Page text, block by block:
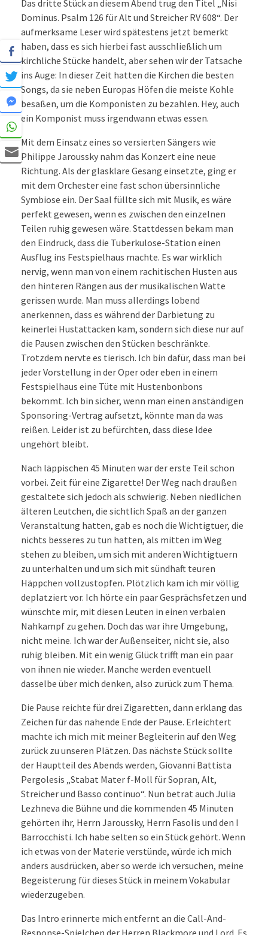
Das dritte Stück an diesem Abend trug den Titel „Nisi
Dominus. Psalm 126 für Alt und Streicher RV 608“. Der
aufmerksame Leser wird spätestens jetzt bemerkt
haben, dass es sich hierbei fast ausschließlich um
kirchliche Stücke handelt, aber sehen wir der Tatsache
ins Auge: In dieser Zeit hatten die Kirchen die besten
Songs, da sie neben Europas Höfen die meiste Kohle
besaßen, um die Komponisten zu bezahlen. Hey, auch
ein Komponist muss irgendwann etwas essen.
Mit dem Einsatz eines so versierten Sängers wie
Philippe Jaroussky nahm das Konzert eine neue
Richtung. Als der glasklare Gesang einsetzte, ging er
mit dem Orchester eine fast schon übersinnliche
Symbiose ein. Der Saal füllte sich mit Musik, es wäre
perfekt gewesen, wenn es zwischen den einzelnen
Teilen ruhig gewesen wäre. Stattdessen bekam man
den Eindruck, dass die Tuberkulose-Station einen
Ausflug ins Festspielhaus machte. Es war wirklich
nervig, wenn man von einem rachitischen Husten aus
den hinteren Rängen aus der musikalischen Watte
gerissen wurde. Man muss allerdings lobend
anerkennen, dass es während der Darbietung zu
keinerlei Hustattacken kam, sondern sich diese nur auf
die Pausen zwischen den Stücken beschränkte.
Trotzdem nervte es tierisch. Ich bin dafür, dass man bei
jeder Vorstellung in der Oper oder eben in einem
Festspielhaus eine Tüte mit Hustenbonbons
bekommt. Ich bin sicher, wenn man einen anständigen
Sponsoring-Vertrag aufsetzt, könnte man da was
reißen. Leider ist zu befürchten, dass diese Idee
ungehört bleibt.
Nach läppischen 45 Minuten war der erste Teil schon
vorbei. Zeit für eine Zigarette! Der Weg nach draußen
gestaltete sich jedoch als schwierig. Neben niedlichen
älteren Leutchen, die sichtlich Spaß an der ganzen
Veranstaltung hatten, gab es noch die Wichtigtuer, die
nichts besseres zu tun hatten, als mitten im Weg
stehen zu bleiben, um sich mit anderen Wichtigtuern
zu unterhalten und um sich mit sündhaft teuren
Häppchen vollzustopfen. Plötzlich kam ich mir völlig
deplatziert vor. Ich hörte ein paar Gesprächsfetzen und
wünschte mir, mit diesen Leuten in einen verbalen
Nahkampf zu gehen. Doch das war ihre Umgebung,
nicht meine. Ich war der Außenseiter, nicht sie, also
ruhig bleiben. Mit ein wenig Glück trifft man ein paar
von ihnen nie wieder. Manche werden eventuell
dasselbe über mich denken, also zurück zum Thema.
Die Pause reichte für drei Zigaretten, dann erklang das
Zeichen für das nahende Ende der Pause. Erleichtert
machte ich mich mit meiner Begleiterin auf den Weg
zurück zu unseren Plätzen. Das nächste Stück sollte
der Hauptteil des Abends werden, Giovanni Battista
Pergolesis „Stabat Mater f-Moll für Sopran, Alt,
Streicher und Basso continuo“. Nun betrat auch Julia
Lezhneva die Bühne und die kommenden 45 Minuten
gehörten ihr, Herrn Jaroussky, Herrn Fasolis und den I
Barrocchisti. Ich habe selten so ein Stück gehört. Wenn
ich etwas von der Materie verstünde, würde ich mich
anders ausdrücken, aber so werde ich versuchen, meine
Begeisterung für dieses Stück in meinem Vokabular
wiederzugeben.
Das Intro erinnerte mich entfernt an die Call-And-
Response-Spielchen der Herren Blackmore und Lord. Es